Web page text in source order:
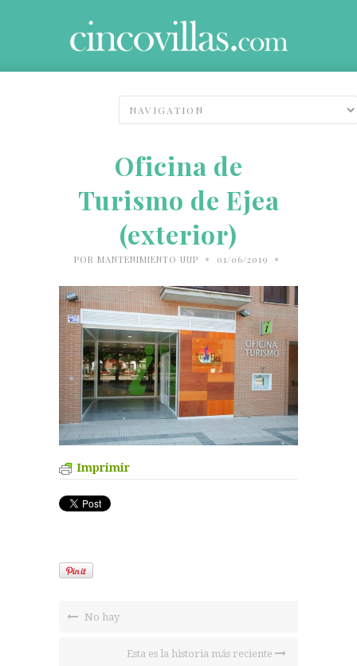
Oficina de
Turismo de Ejea
(exterior)
POR MANTENIMIENTO UUP • 01/06/2019 •
Imprimir
No hay
Esta es la historia más reciente